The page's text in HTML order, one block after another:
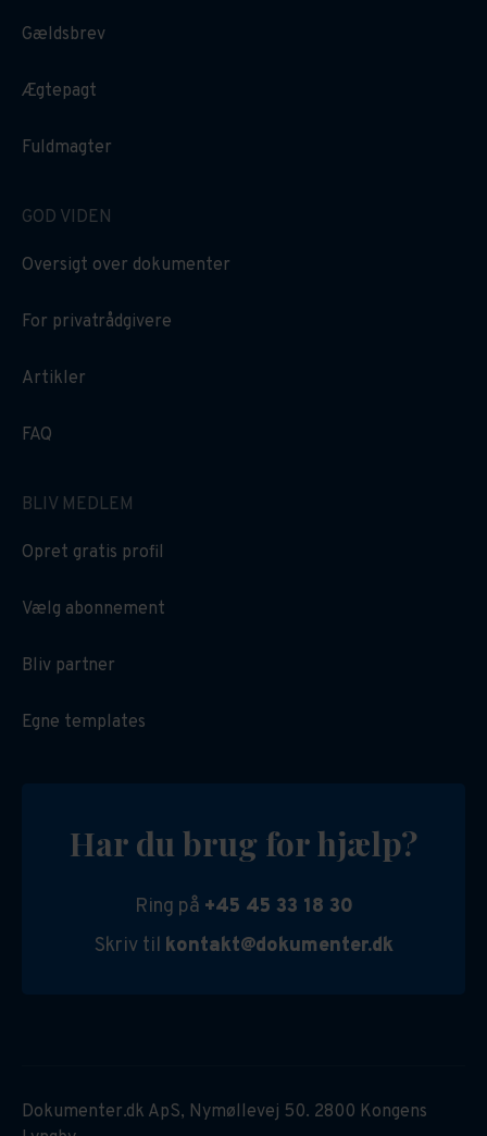
Gældsbrev
Ægtepagt
Fuldmagter
GOD VIDEN
Oversigt over dokumenter
For privatrådgivere
Artikler
FAQ
BLIV MEDLEM
Opret gratis profil
Vælg abonnement
Bliv partner
Egne templates
Har du brug for hjælp?
Ring på +45 45 33 18 30
Skriv til kontakt@dokumenter.dk
Dokumenter.dk ApS, Nymøllevej 50. 2800 Kongens